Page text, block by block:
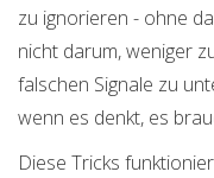
zu ignorieren - ohne
nicht darum, weniger
falschen Signale zu
wenn es denkt, es
Diese Tricks